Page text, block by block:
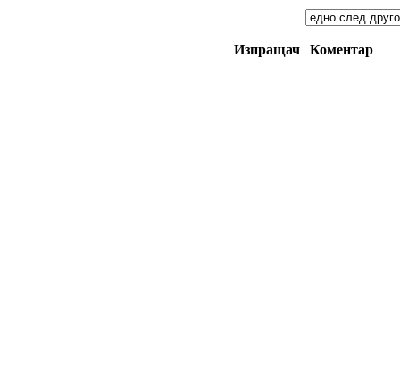
Изпращач Коментар